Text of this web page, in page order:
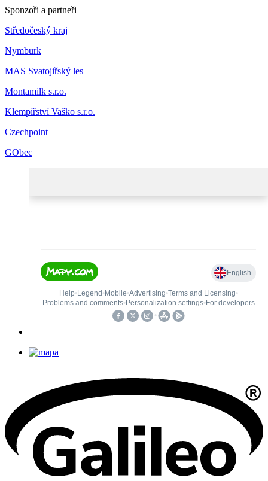
Sponzoři a partneři
Středočeský kraj
Nymburk
MAS Svatojiřský les
Montamilk s.r.o.
Klempířství Vaško s.r.o.
Czechpoint
GObec